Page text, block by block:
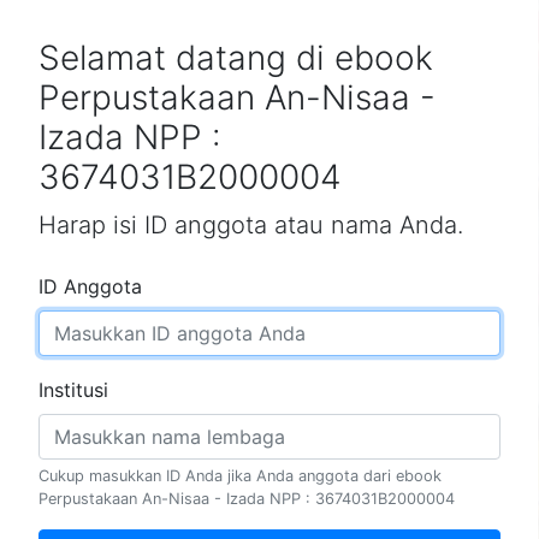
Selamat datang di ebook
Perpustakaan An-Nisaa -
Izada NPP :
3674031B2000004
Harap isi ID anggota atau nama Anda.
ID Anggota
Institusi
Cukup masukkan ID Anda jika Anda anggota dari ebook
Perpustakaan An-Nisaa - Izada NPP : 3674031B2000004